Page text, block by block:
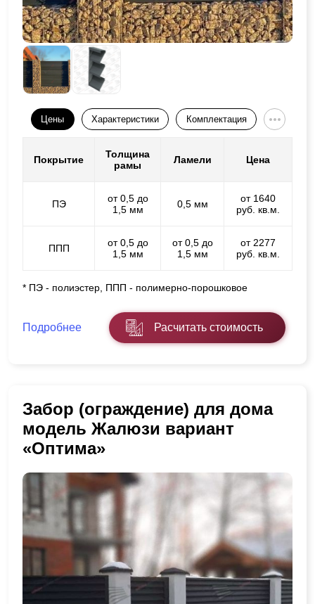
Цены Характеристики Комплектация
Покрытие
Толщина
рамы
Ламели Цена
ПЭ
от 0,5 до
1,5 мм
0,5 мм
от 1640
руб. кв.м.
ППП
от 0,5 до
1,5 мм
от 0,5 до
1,5 мм
от 2277
руб. кв.м.
* ПЭ - полиэстер, ППП - полимерно-порошковое
Подробнее Расчитать стоимость
Забор (ограждение) для дома
модель Жалюзи вариант
«Оптима»